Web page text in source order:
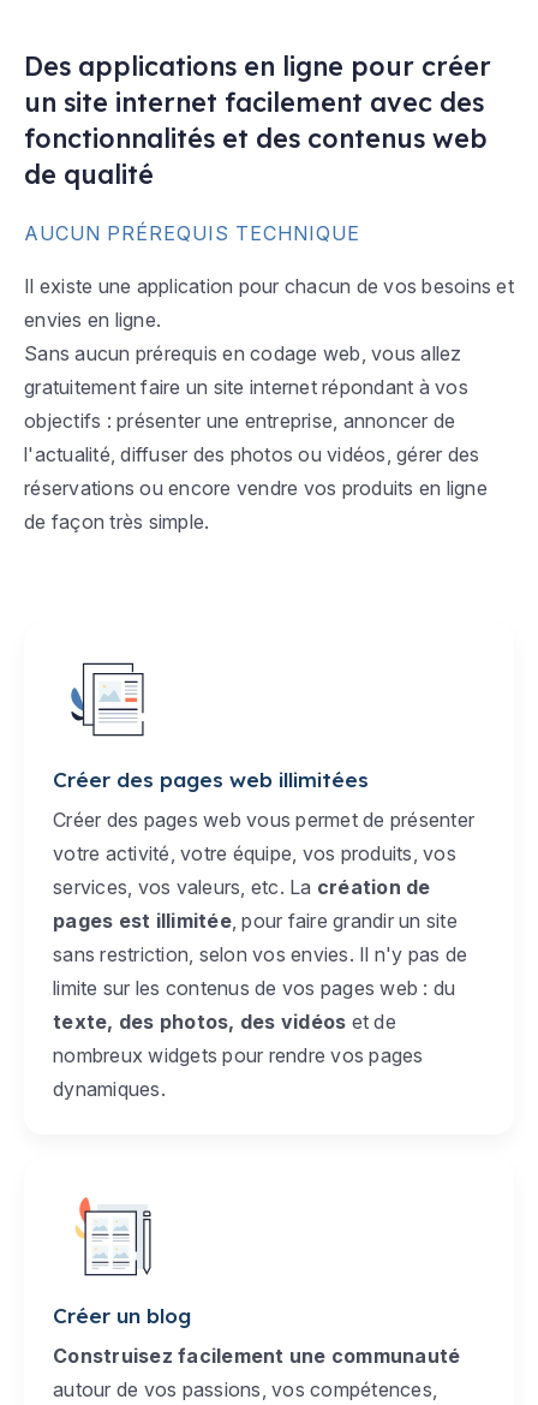
Des applications en ligne pour créer
un site internet facilement avec des
fonctionnalités et des contenus web
de qualité
AUCUN PRÉREQUIS TECHNIQUE
Il existe une application pour chacun de vos besoins et
envies en ligne.
Sans aucun prérequis en codage web, vous allez
gratuitement faire un site internet répondant à vos
objectifs : présenter une entreprise, annoncer de
l'actualité, diffuser des photos ou vidéos, gérer des
réservations ou encore vendre vos produits en ligne
de façon très simple.
Créer des pages web illimitées
Créer des pages web vous permet de présenter
votre activité, votre équipe, vos produits, vos
services, vos valeurs, etc. La création de
pages est illimitée, pour faire grandir un site
sans restriction, selon vos envies. Il n'y pas de
limite sur les contenus de vos pages web : du
texte, des photos, des vidéos et de
nombreux widgets pour rendre vos pages
dynamiques.
Créer un blog
Construisez facilement une communauté
autour de vos passions, vos compétences,